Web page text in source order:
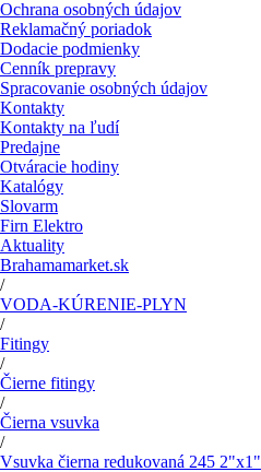
Ochrana osobných údajov
Reklamačný poriadok
Dodacie podmienky
Cenník prepravy
Spracovanie osobných údajov
Kontakty
Kontakty na ľudí
Predajne
Otváracie hodiny
Katalógy
Slovarm
Firn Elektro
Aktuality
Brahamamarket.sk
/
VODA-KÚRENIE-PLYN
/
Fitingy
/
Čierne fitingy
/
Čierna vsuvka
/
Vsuvka čierna redukovaná 245 2"x1"